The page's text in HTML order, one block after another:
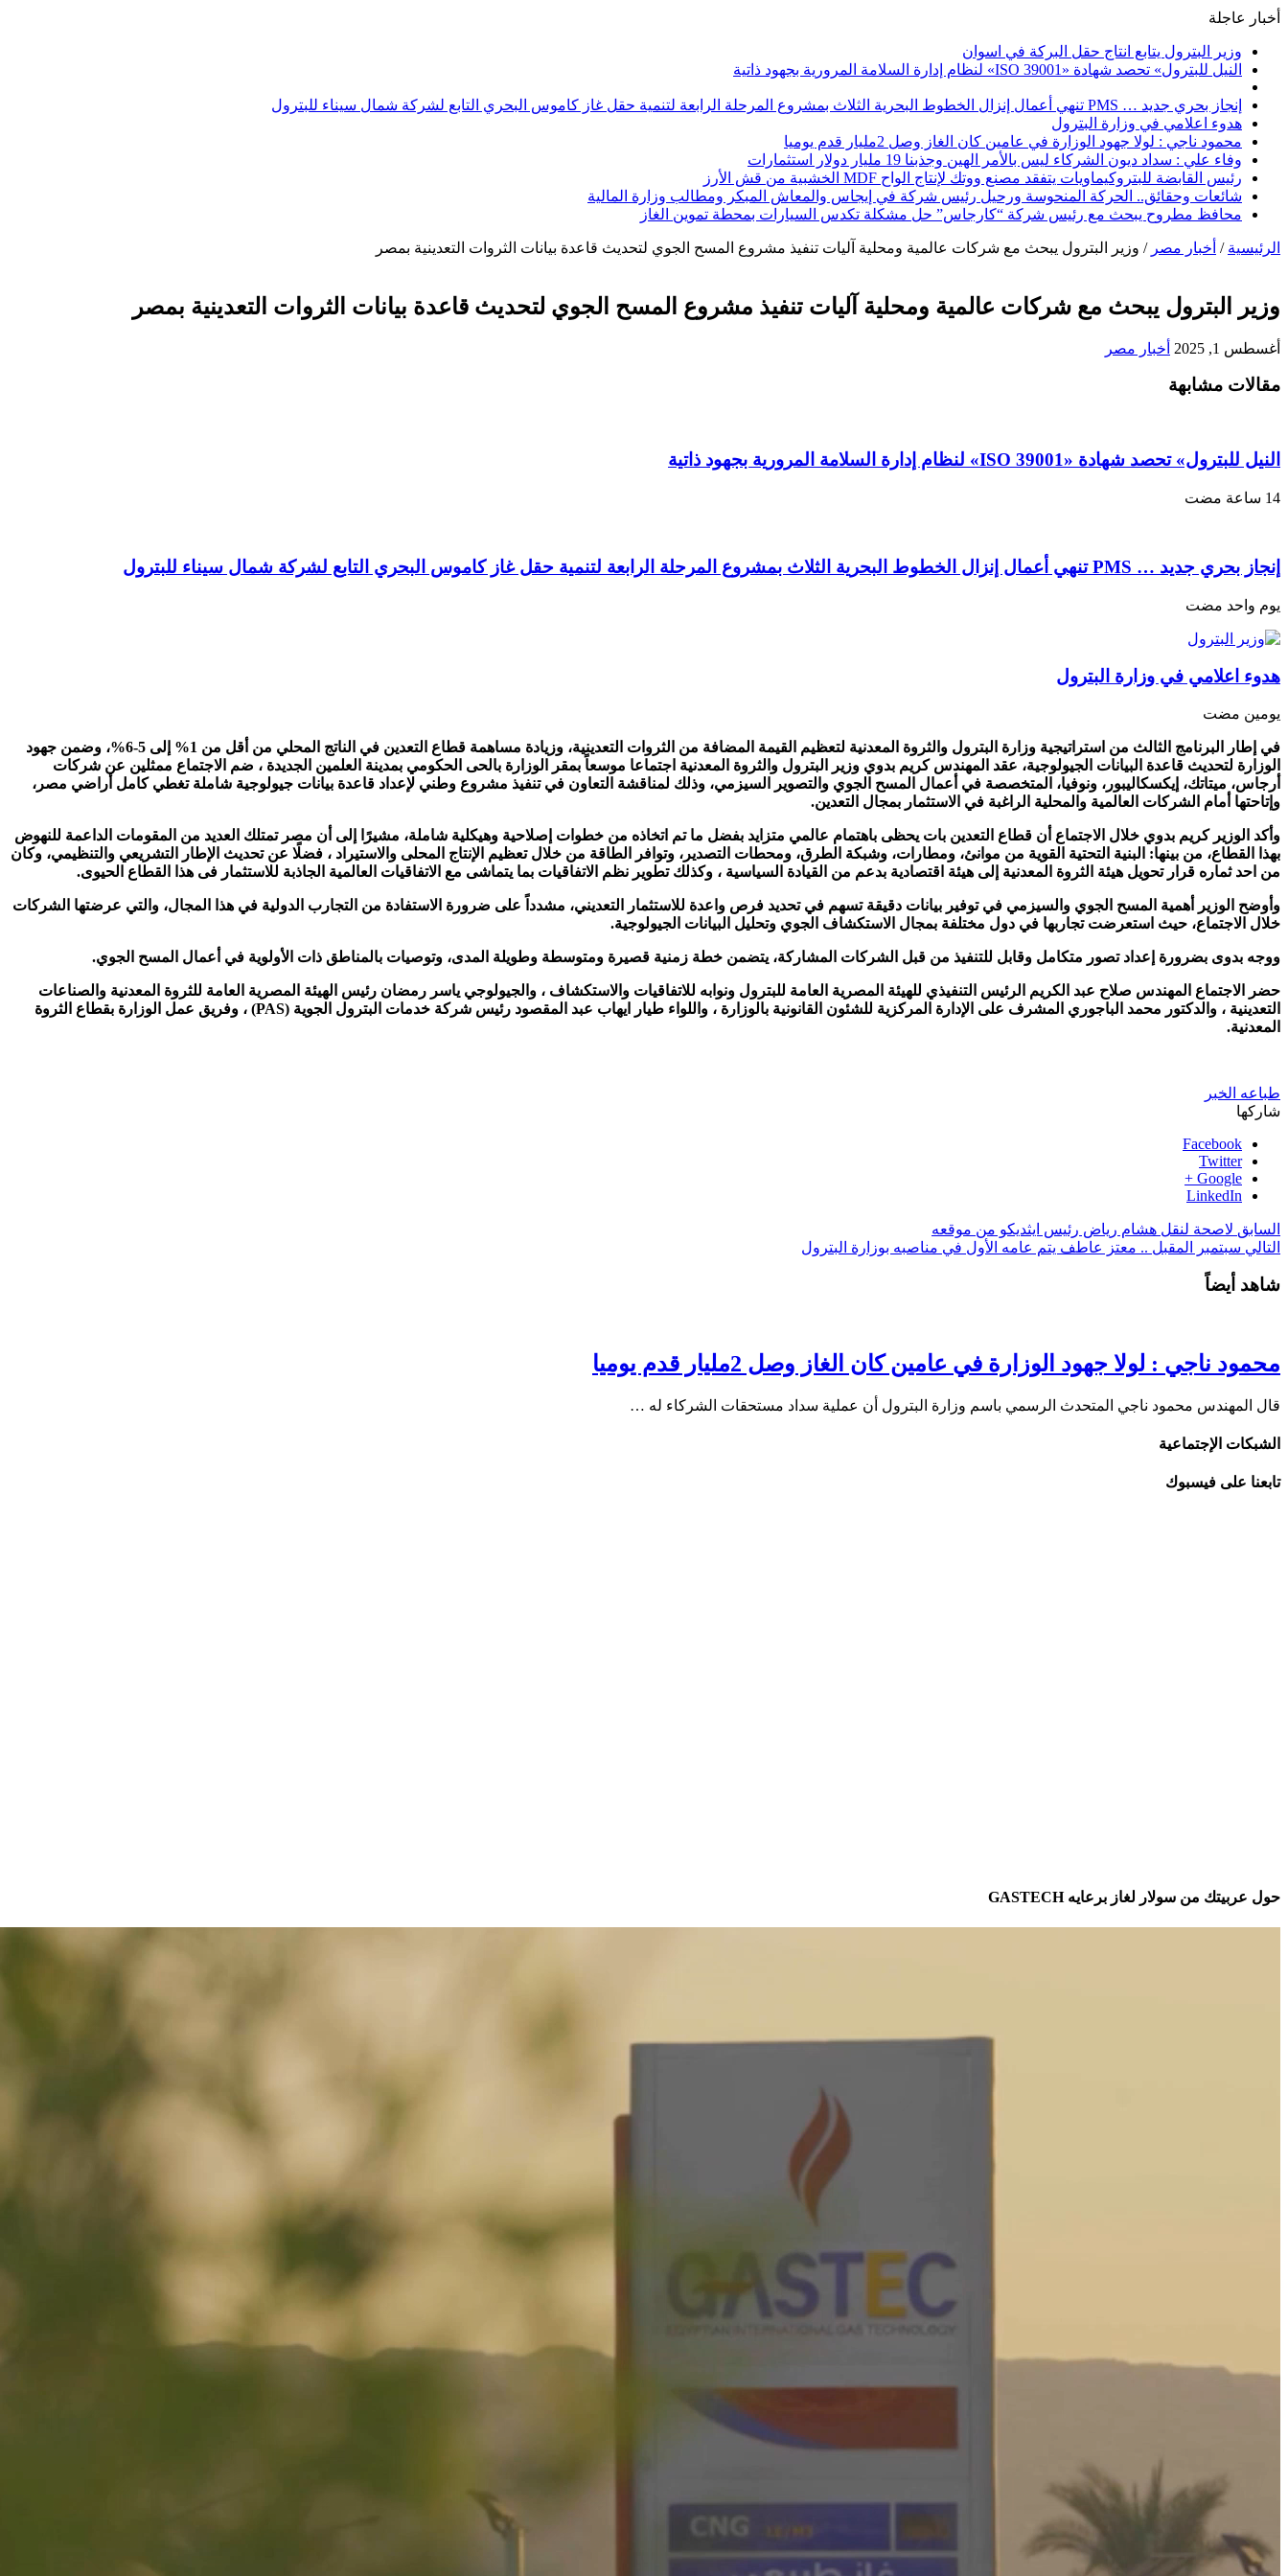
أخبار عاجلة
وزير البترول يتابع انتاج حقل البركة في اسوان
النيل للبترول» تحصد شهادة «ISO 39001» لنظام إدارة السلامة المرورية بجهود ذاتية
إنجاز بحري جديد … PMS تنهي أعمال إنزال الخطوط البحرية الثلاث بمشروع المرحلة الرابعة لتنمية حقل غاز كاموس البحري التابع لشركة شمال سيناء للبترول
هدوء اعلامي في وزارة البترول
محمود ناجي : لولا جهود الوزارة في عامين كان الغاز وصل 2مليار قدم يوميا
وفاء علي : سداد ديون الشركاء ليس بالأمر الهين وجذبنا 19 مليار دولار استثمارات
رئيس القابضة للبتروكيماويات يتفقد مصنع ووتك لإنتاج الواح MDF الخشبية من قش الأرز
شائعات وحقائق.. الحركة المنحوسة ورحيل رئيس شركة في إيجاس والمعاش المبكر ومطالب وزارة المالية
محافظ مطروح يبحث مع رئيس شركة “كارجاس” حل مشكلة تكدس السيارات بمحطة تموين الغاز
الرئيسية / أخبار مصر / وزير البترول يبحث مع شركات عالمية ومحلية آليات تنفيذ مشروع المسح الجوي لتحديث قاعدة بيانات الثروات التعدينية بمصر
وزير البترول يبحث مع شركات عالمية ومحلية آليات تنفيذ مشروع المسح الجوي لتحديث قاعدة بيانات الثروات التعدينية بمصر
أغسطس 1, 2025 أخبار مصر
مقالات مشابهة
النيل للبترول» تحصد شهادة «ISO 39001» لنظام إدارة السلامة المرورية بجهود ذاتية
إنجاز بحري جديد … PMS تنهي أعمال إنزال الخطوط البحرية الثلاث بمشروع المرحلة الرابعة لتنمية حقل غاز كاموس البحري التابع لشركة شمال سيناء للبترول
‏يوم واحد مضت
هدوء اعلامي في وزارة البترول
‏يومين مضت
في إطار البرنامج الثالث من استراتيجية وزارة البترول والثروة المعدنية لتعظيم القيمة المضافة من الثروات التعدينية، وزيادة مساهمة قطاع التعدين في الناتج المحلي من أقل من 1% إلى 5-6%، وضمن جهود
الوزارة لتحديث قاعدة البيانات الجيولوجية، عقد المهندس كريم بدوي وزير البترول والثروة المعدنية اجتماعا موسعاً بمقر الوزارة بالحى الحكومي بمدينة العلمين الجديدة ، ضم الاجتماع ممثلين عن شركات
أرجاس، ميتاتك، إيكسكاليبور، ونوفيا، المتخصصة في أعمال المسح الجوي والتصوير السيزمي، وذلك لمناقشة التعاون في تنفيذ مشروع وطني لإعداد قاعدة بيانات جيولوجية شاملة تغطي كامل أراضي مصر،
وإتاحتها أمام الشركات العالمية والمحلية الراغبة في الاستثمار بمجال التعدين.
وأكد الوزير كريم بدوي خلال الاجتماع أن قطاع التعدين بات يحظى باهتمام عالمي متزايد بفضل ما تم اتخاذه من خطوات إصلاحية وهيكلية شاملة، مشيرًا إلى أن مصر تمتلك العديد من المقومات الداعمة للنهوض
بهذا القطاع، من بينها: البنية التحتية القوية من موانئ، ومطارات، وشبكة الطرق، ومحطات التصدير، وتوافر الطاقة من خلال تعظيم الإنتاج المحلى والاستيراد ، فضلًا عن تحديث الإطار التشريعي والتنظيمي، وكان
من احد ثماره قرار تحويل هيئة الثروة المعدنية إلى هيئة اقتصادية بدعم من القيادة السياسية ، وكذلك تطوير نظم الاتفاقيات بما يتماشى مع الاتفاقيات العالمية الجاذبة للاستثمار فى هذا القطاع الحيوى.
وأوضح الوزير أهمية المسح الجوي والسيزمي في توفير بيانات دقيقة تسهم في تحديد فرص واعدة للاستثمار التعديني، مشدداً على ضرورة الاستفادة من التجارب الدولية في هذا المجال، والتي عرضتها الشركات
خلال الاجتماع، حيث استعرضت تجاربها في دول مختلفة بمجال الاستكشاف الجوي وتحليل البيانات الجيولوجية.
ووجه بدوى بضرورة إعداد تصور متكامل وقابل للتنفيذ من قبل الشركات المشاركة، يتضمن خطة زمنية قصيرة ومتوسطة وطويلة المدى، وتوصيات بالمناطق ذات الأولوية في أعمال المسح الجوي.
حضر الاجتماع المهندس صلاح عبد الكريم الرئيس التنفيذي للهيئة المصرية العامة للبترول ونوابه للاتفاقيات والاستكشاف ، والجيولوجي ياسر رمضان رئيس الهيئة المصرية العامة للثروة المعدنية والصناعات
التعدينية ، والدكتور محمد الباجوري المشرف على الإدارة المركزية للشئون القانونية بالوزارة ، واللواء طيار ايهاب عبد المقصود رئيس شركة خدمات البترول الجوية (PAS) ، وفريق عمل الوزارة بقطاع الثروة
المعدنية.
طباعه الخبر
شاركها
Facebook
Twitter
Google +
LinkedIn
السابق لاصحة لنقل هشام رياض رئيس ايثديكو من موقعه
التالي سبتمبر المقبل .. معتز عاطف يتم عامه الأول في مناصبه بوزارة البترول
شاهد أيضاً
محمود ناجي : لولا جهود الوزارة في عامين كان الغاز وصل 2مليار قدم يوميا
قال المهندس محمود ناجي المتحدث الرسمي باسم وزارة البترول أن عملية سداد مستحقات الشركاء له …
الشبكات الإجتماعية
تابعنا على فيسبوك
حول عربيتك من سولار لغاز برعايه GASTECH